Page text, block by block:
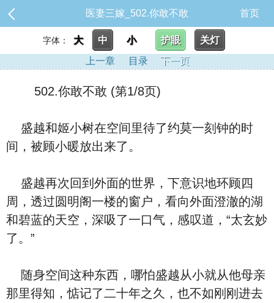
医妻三嫁_502.你敢不敢 首页
字体： 大 中 小 护眼
关灯
上一章
目录 下一页
502.你敢不敢 (第1/8页)
盛越和姬小树在空间里待了约莫一刻钟的时
间，被顾小暖放出来了。
盛越再次回到外面的世界，下意识地环顾四
周，透过圆明阁一楼的窗户，看向外面澄澈的湖
和碧蓝的天空，深吸了一口气，感叹道，“太玄妙
了。”
随身空间这种东西，哪怕盛越从小就从他母亲
那里得知，惦记了二十年之久，也不如刚刚进去